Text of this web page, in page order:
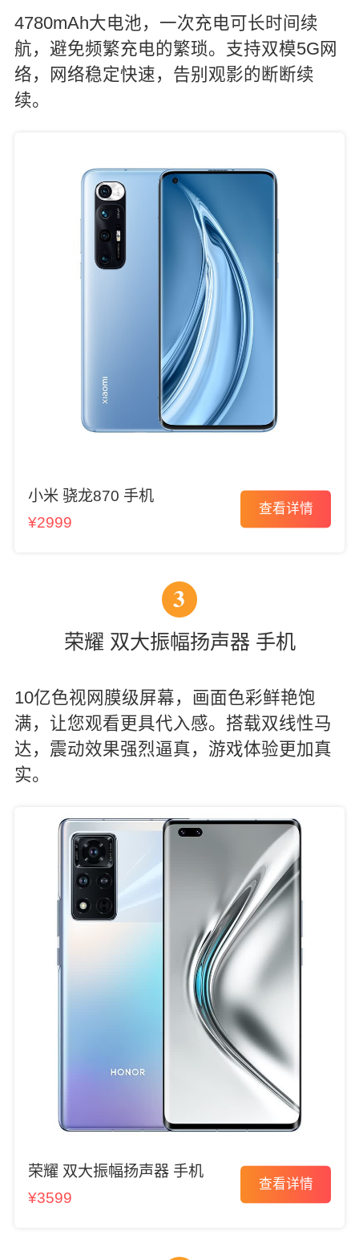
4780mAh大电池，一次充电可长时间续
航，避免频繁充电的繁琐。支持双模5G网
络，网络稳定快速，告别观影的断断续
续。
小米 骁龙870 手机
¥2999
查看详情
3
荣耀 双大振幅扬声器 手机
10亿色视网膜级屏幕，画面色彩鲜艳饱
满，让您观看更具代入感。搭载双线性马
达，震动效果强烈逼真，游戏体验更加真
实。
荣耀 双大振幅扬声器 手机
¥3599
查看详情